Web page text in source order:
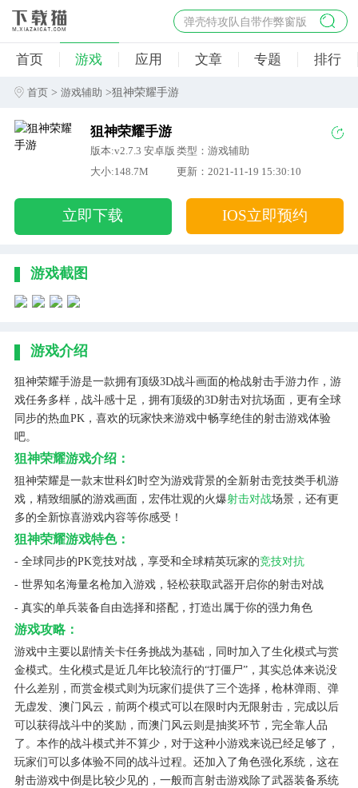
弹壳特攻队自带作弊窗版
杀手47行动
地狱幸存者破解版
首页 游戏 应用 文章 专题 排行
首页 >游戏辅助 >狙神荣耀手游
狙神荣耀手游
版本:v2.7.3 安卓版 类型：游戏辅助
大小:148.7M
更新：2021-11-19 15:30:10
立即下载 IOS立即预约
游戏截图
游戏介绍
狙神荣耀手游是一款拥有顶级3D战斗画面的枪战射击手游力作，游
戏任务多样，战斗感十足，拥有顶级的3D射击对抗场面，更有全球
同步的热血PK，喜欢的玩家快来游戏中畅享绝佳的射击游戏体验
吧。
狙神荣耀游戏介绍：
狙神荣耀是一款末世科幻时空为游戏背景的全新射击竞技类手机游
戏，精致细腻的游戏画面，宏伟壮观的火爆射击对战场景，还有更
多的全新惊喜游戏内容等你感受！
狙神荣耀游戏特色：
- 全球同步的PK竞技对战，享受和全球精英玩家的竞技对抗
- 世界知名海量名枪加入游戏，轻松获取武器开启你的射击对战
- 真实的单兵装备自由选择和搭配，打造出属于你的强力角色
游戏攻略：
游戏中主要以剧情关卡任务挑战为基础，同时加入了生化模式与赏
金模式。生化模式是近几年比较流行的“打僵尸”，其实总体来说没
什么差别，而赏金模式则为玩家们提供了三个选择，枪林弹雨、弹
无虚发、澳门风云，前两个模式可以在限时内无限射击，完成以后
可以获得战斗中的奖励，而澳门风云则是抽奖环节，完全靠人品
了。本作的战斗模式并不算少，对于这种小游戏来说已经足够了，
玩家们可以多体验不同的战斗过程。还加入了角色强化系统，这在
射击游戏中倒是比较少见的，一般而言射击游戏除了武器装备系统